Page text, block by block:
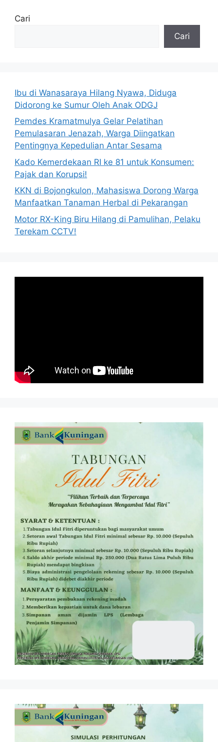
Cari
Cari
Ibu di Wanasaraya Hilang Nyawa, Diduga
Didorong ke Sumur Oleh Anak ODGJ
Pemdes Kramatmulya Gelar Pelatihan
Pemulasaran Jenazah, Warga Diingatkan
Pentingnya Kepedulian Antar Sesama
Kado Kemerdekaan RI ke 81 untuk Konsumen:
Pajak dan Korupsi!
KKN di Bojongkulon, Mahasiswa Dorong Warga
Manfaatkan Tanaman Herbal di Pekarangan
Motor RX-King Biru Hilang di Pamulihan, Pelaku
Terekam CCTV!